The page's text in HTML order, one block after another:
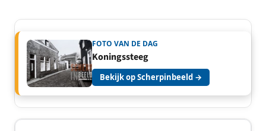
FOTO VAN DE DAG
Koningssteeg
Bekijk op Scherpinbeeld →